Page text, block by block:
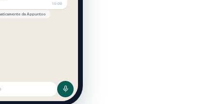
10:00
da Appuntoo
Notifiche email